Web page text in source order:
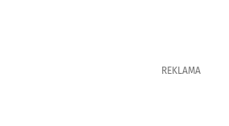
REKLAMA